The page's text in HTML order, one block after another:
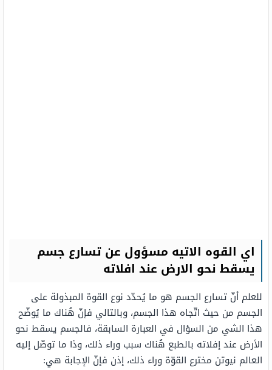
اي القوه الاتيه مسؤول عن تسارع جسم
يسقط نحو الارض عند افلاته
للعلم أنّ تسارع الجسم هو ما يُحدّد نوع القوة المبذولة على
الجسم من حيث اتّجاه هذا الجسم، وبالتالي فإنّ هُناك ما يُوضّح
هذا الشي من السؤال في العبارة السابقة، فالجسم يسقط نحو
الأرض عند إفلاته بالطبع هُناك سبب وراء ذلك، وذا ما توصّل إليه
العالم نيوتن مخترع القوّة وراء ذلك، إذن فإنّ الإجابة هي: